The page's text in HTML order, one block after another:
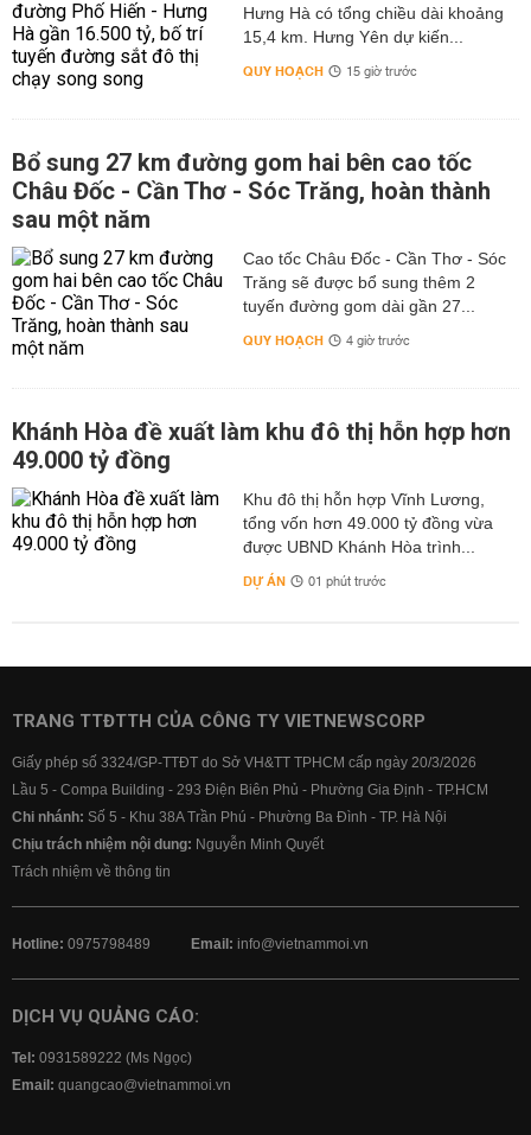
Hưng Hà có tổng chiều dài khoảng
15,4 km. Hưng Yên dự kiến...
QUY HOẠCH 15 giờ trước
Bổ sung 27 km đường gom hai bên cao tốc
Châu Đốc - Cần Thơ - Sóc Trăng, hoàn thành
sau một năm
Cao tốc Châu Đốc - Cần Thơ - Sóc
Trăng sẽ được bổ sung thêm 2
tuyến đường gom dài gần 27...
QUY HOẠCH 4 giờ trước
Khánh Hòa đề xuất làm khu đô thị hỗn hợp hơn
49.000 tỷ đồng
Khu đô thị hỗn hợp Vĩnh Lương,
tổng vốn hơn 49.000 tỷ đồng vừa
được UBND Khánh Hòa trình...
DỰ ÁN 01 phút trước
TRANG TTĐTTH CỦA CÔNG TY VIETNEWSCORP
Giấy phép số 3324/GP-TTĐT do Sở VH&TT TPHCM cấp ngày 20/3/2026
Lầu 5 - Compa Building - 293 Điện Biên Phủ - Phường Gia Định - TP.HCM
Chi nhánh: Số 5 - Khu 38A Trần Phú - Phường Ba Đình - TP. Hà Nội
Chịu trách nhiệm nội dung: Nguyễn Minh Quyết
Trách nhiệm về thông tin
Hotline: 0975798489 Email: info@vietnammoi.vn
DỊCH VỤ QUẢNG CÁO:
Tel: 0931589222 (Ms Ngọc)
Email: quangcao@vietnammoi.vn